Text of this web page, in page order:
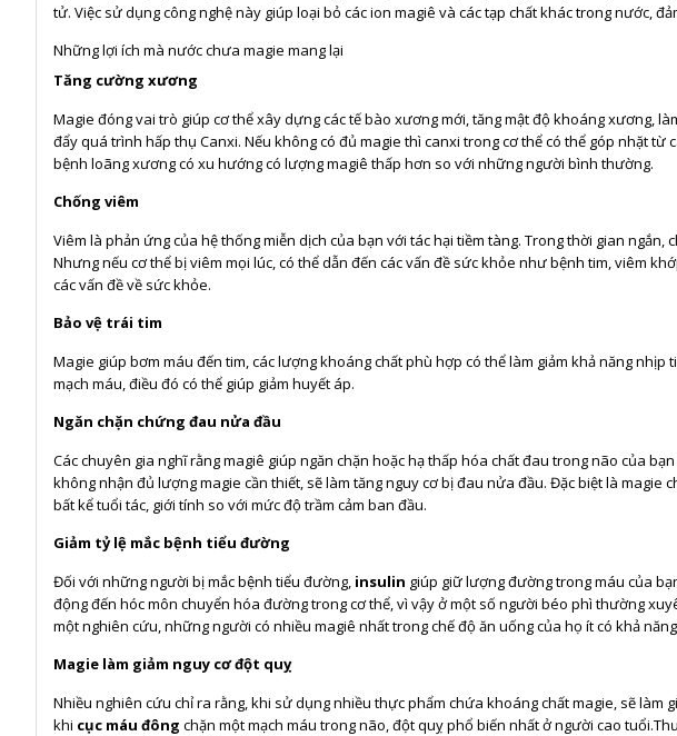
tử. Việc sử dụng công nghệ này giúp loại bỏ các ion magiê và các tạp chất khác trong nước,
Những lợi ích mà nước chưa magie mang lại
Tăng cường xương
Magie đóng vai trò giúp cơ thể xây dựng các tế bào xương mới, tăng mật độ khoáng xương,
đẩy quá trình hấp thụ Canxi. Nếu không có đủ magie thì canxi trong cơ thể có thể góp nhặt
bệnh loãng xương có xu hướng có lượng magiê thấp hơn so với những người bình thường.
Chống viêm
Viêm là phản ứng của hệ thống miễn dịch của bạn với tác hại tiềm tàng. Trong thời gian
Nhưng nếu cơ thể bị viêm mọi lúc, có thể dẫn đến các vấn đề sức khỏe như bệnh tim, viêm
các vấn đề về sức khỏe.
Bảo vệ trái tim
Magie giúp bơm máu đến tim, các lượng khoáng chất phù hợp có thể làm giảm khả năng
mạch máu, điều đó có thể giúp giảm huyết áp.
Ngăn chặn chứng đau nửa đầu
Các chuyên gia nghĩ rằng magiê giúp ngăn chặn hoặc hạ thấp hóa chất đau trong não của
không nhận đủ lượng magie cần thiết, sẽ làm tăng nguy cơ bị đau nửa đầu. Đặc biệt là magie
bất kể tuổi tác, giới tính so với mức độ trầm cảm ban đầu.
Giảm tỷ lệ mắc bệnh tiểu đường
Đối với những người bị mắc bệnh tiểu đường, insulin giúp giữ lượng đường trong máu của
động đến hóc môn chuyển hóa đường trong cơ thể, vì vậy ở một số người béo phì thường
một nghiên cứu, những người có nhiều magiê nhất trong chế độ ăn uống của họ ít có khả
Magie làm giảm nguy cơ đột quỵ
Nhiều nghiên cứu chỉ ra rằng, khi sử dụng nhiều thực phẩm chứa khoáng chất magie, sẽ làm
khi cục máu đông chặn một mạch máu trong não, đột quỵ phổ biến nhất ở người cao